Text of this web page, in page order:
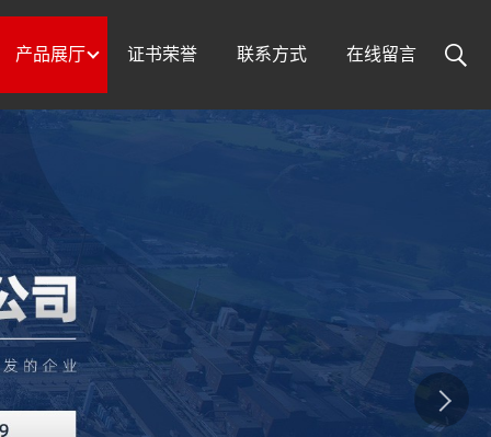
产品展厅 证书荣誉 联系方式 在线留言